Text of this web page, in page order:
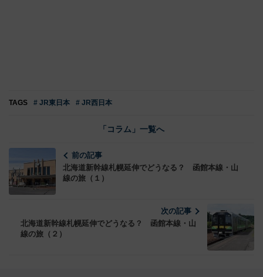
TAGS # JR東日本 # JR西日本
「コラム」一覧へ
前の記事
北海道新幹線札幌延伸でどうなる？ 函館本線・山
線の旅（１）
次の記事
北海道新幹線札幌延伸でどうなる？ 函館本線・山
線の旅（２）